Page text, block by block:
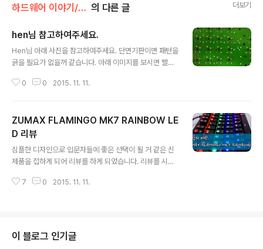
하드웨어 이야기/키보드 | 키캡 의 다른 글 더보기
hen님 참고하여주세요.
Hen님 아래 사진을 참고하여주세요. 단면기판이면 패턴을
긁을 필요가 없을꺼 같습니다. 아래 이미지를 보시면 빨간
분과 연결되는 곳이지요. 휘어지는 기판으로 동판이 떨어
ATA 케이블이나 E-IDE 케이블 벗겨서 사용하셔도 되구
요. 다른곳에 쇼트가 나지 않게 케이블 양쪽 끝부분의 피복
을 벗겨서 납땜을 해보시기 바랍니다.
0 0 2015. 11. 11.
ZUMAX FLAMINGO MK7 RAINBOW LE
D 리뷰
심플한 디자인으로 입문자들에 좋은 선택이 될 거 같은 신
제품을 접하게 되어 리뷰를 하게 되었습니다. 리뷰를 시작
은색 무지 박스로 깔끔한 디자인이고요. 타사와 같이 이런
은 RAINBOW LED 제품입니다. 구성품으로는 키보드 본
체와 키캡 리무버 그리고 간단한 기능 설명 안내서가 있습
7 0 2015. 11. 11.
이 블로그 인기글